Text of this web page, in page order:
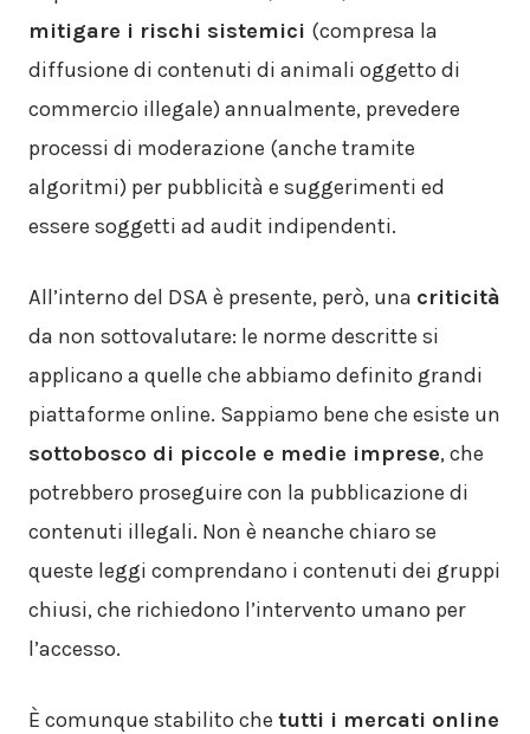
mitigare i rischi sistemici (compresa la
diffusione di contenuti di animali oggetto di
commercio illegale) annualmente, prevedere
processi di moderazione (anche tramite
algoritmi) per pubblicità e suggerimenti ed
essere soggetti ad audit indipendenti.
All’interno del DSA è presente, però, una criticità
da non sottovalutare: le norme descritte si
applicano a quelle che abbiamo definito grandi
piattaforme online. Sappiamo bene che esiste un
sottobosco di piccole e medie imprese, che
potrebbero proseguire con la pubblicazione di
contenuti illegali. Non è neanche chiaro se
queste leggi comprendano i contenuti dei gruppi
chiusi, che richiedono l’intervento umano per
l’accesso.
È comunque stabilito che tutti i mercati online